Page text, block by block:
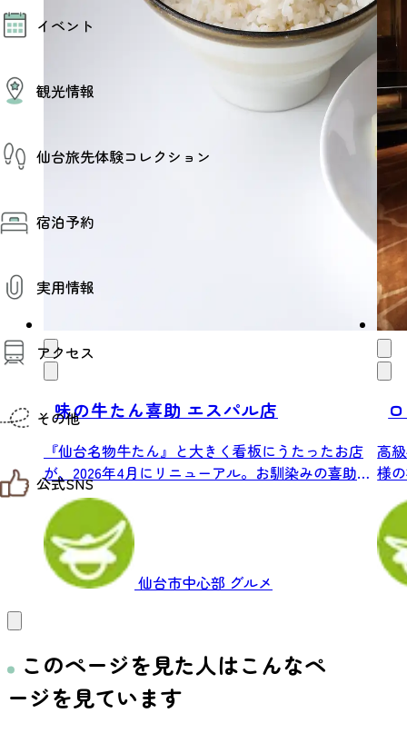
AIおまかせコース
イベント
その他イベント情報（音楽・展示会）
観光情報
温泉
プロスポーツチーム・プロオーケストラ
仙台の銘品
仙台観光マップ
仙台旅先体験コレクション
体験プログラム検索（予約）
体験事業者
宿泊予約
実用情報
お役立ち情報
アクセス
仙台までの経路検索
市内の交通情報
その他
お知らせ
お問い合わせ
教育旅行
観光マップ
せんだい旅日和とは
サイト利用規約
プライバシーポリシー
公式SNS
せんだい旅日和 X
せんだい旅日和 Instagram
せんだい旅日和 Facebook
仙台旅先体験コレクション Facebook
味の牛たん喜助 エスパル店
『仙台名物牛たん』と大きく看板にうたったお店
が、2026年4月にリニューアル。お馴染みの喜助
の...
仙台市中心部 グルメ
高
様
じ
このページを見た人はこんなペ
ージを見ています